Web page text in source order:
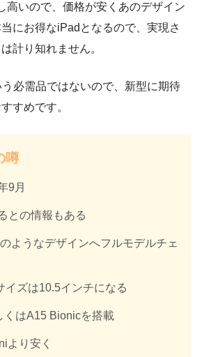
高いので、価格が安くあのデザイン
にお得なiPadとなるので、実現さ
計り知れません。
必需品ではないので、新型に期待
すめです。
噂
9月
との情報もある
ようなデザインへフルモデルチェ
イズは10.5インチになる
くはA15 Bionicを搭載
より安く